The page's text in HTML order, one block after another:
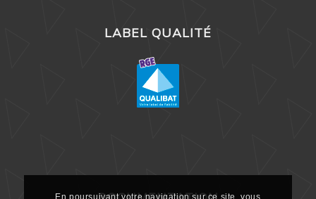
LABEL QUALITÉ
En poursuivant votre navigation sur ce site, vous